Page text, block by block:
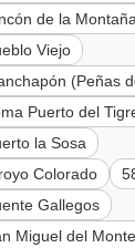
de la
Viejo
(Peñas
Puerto del
la Sosa
Colorado
Gallegos
Miguel del Monte